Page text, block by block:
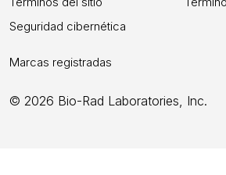
Seguridad cibernética
Marcas registradas
© 2026 Bio-Rad Laboratories, Inc.